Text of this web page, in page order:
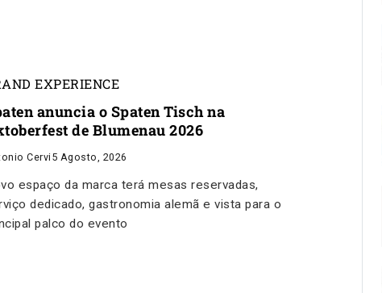
EXPERIENCE
anuncia o Spaten Tisch na
de Blumenau 2026
Cervi5 Agosto, 2026
espaço da marca terá mesas reservadas,
dedicado, gastronomia alemã e vista para o
palco do evento